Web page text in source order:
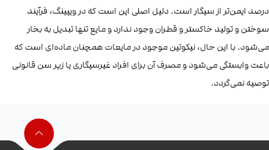
درصد ایمن‌تر از سیگار است. دلیل اصلی این است که در ویپینگ، فرآیند
سوختن و تولید خاکستر و قطران وجود ندارد و مایع تنها تبدیل به بخار
می‌شود. با این حال، نیکوتین موجود در مایعات همچنان ماده‌ای است که
باعث وابستگی می‌شود و مصرف آن برای افراد غیرسیگاری یا زیر سن قانونی
توصیه نمی‌گردد.